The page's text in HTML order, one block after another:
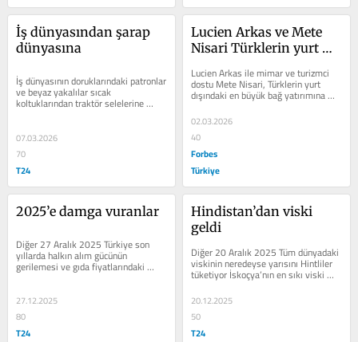
İş dünyasından şarap
dünyasına
İş dünyasının doruklarındaki patronlar
ve beyaz yakalılar sıcak
koltuklarından traktör selelerine
07.03.2026
70
T24
Lucien Arkas ve Mete
Nisari Türklerin yurt
yatırımına imza attı
Lucien Arkas ile mimar ve turizmci
dostu Mete Nisari, Türklerin yurt
dışındaki en büyük bağ yatırımına
imza attılar. Toskana’daki bin 150...
02.03.2026
40
Forbes
Türkiye
2025’e damga vuranlar
Diğer 27 Aralık 2025 Türkiye son
yıllarda halkın alım gücünün
gerilemesi ve gıda fiyatlarındaki
muazzam artış yüzünden beslenme...
27.12.2025
80
T24
Hindistan’dan viski
geldi
Diğer 20 Aralık 2025 Tüm dünyadaki
viskinin neredeyse yarısını Hintliler
tüketiyor İskoçya’nın en sıkı viski
barlarından...
20.12.2025
50
T24